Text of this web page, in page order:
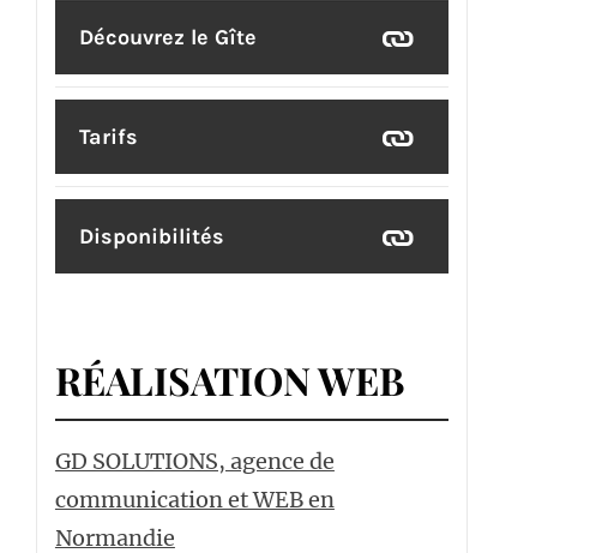
Découvrez le Gîte
Tarifs
Disponibilités
RÉALISATION WEB
GD SOLUTIONS, agence de
communication et WEB en
Normandie